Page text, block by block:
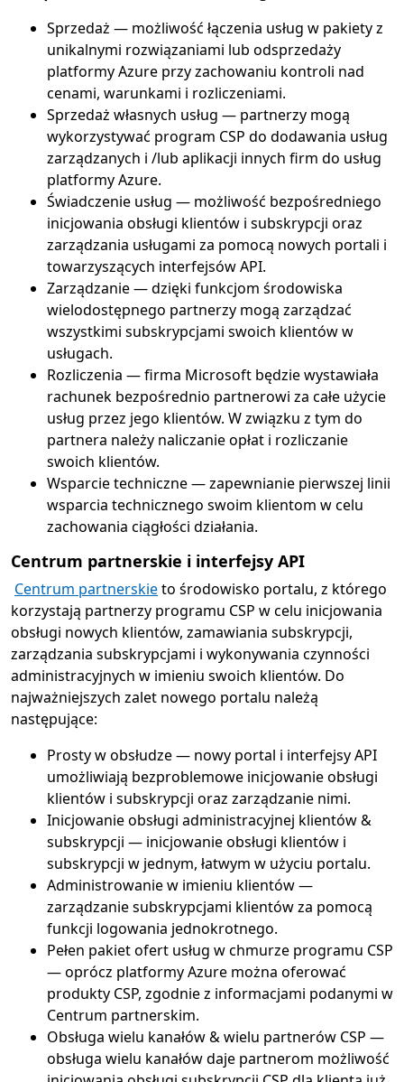
Sprzedaż — możliwość łączenia usług w pakiety z
unikalnymi rozwiązaniami lub odsprzedaży
platformy Azure przy zachowaniu kontroli nad
cenami, warunkami i rozliczeniami.
Sprzedaż własnych usług — partnerzy mogą
wykorzystywać program CSP do dodawania usług
zarządzanych i /lub aplikacji innych firm do usług
platformy Azure.
Świadczenie usług — możliwość bezpośredniego
inicjowania obsługi klientów i subskrypcji oraz
zarządzania usługami za pomocą nowych portali i
towarzyszących interfejsów API.
Zarządzanie — dzięki funkcjom środowiska
wielodostępnego partnerzy mogą zarządzać
wszystkimi subskrypcjami swoich klientów w
usługach.
Rozliczenia — firma Microsoft będzie wystawiała
rachunek bezpośrednio partnerowi za całe użycie
usług przez jego klientów. W związku z tym do
partnera należy naliczanie opłat i rozliczanie
swoich klientów.
Wsparcie techniczne — zapewnianie pierwszej linii
wsparcia technicznego swoim klientom w celu
zachowania ciągłości działania.
Centrum partnerskie i interfejsy API
Centrum partnerskieto środowisko portalu, z którego
korzystają partnerzy programu CSP w celu inicjowania
obsługi nowych klientów, zamawiania subskrypcji,
zarządzania subskrypcjami i wykonywania czynności
administracyjnych w imieniu swoich klientów. Do
najważniejszych zalet nowego portalu należą
następujące:
Prosty w obsłudze — nowy portal i interfejsy API
umożliwiają bezproblemowe inicjowanie obsługi
klientów i subskrypcji oraz zarządzanie nimi.
Inicjowanie obsługi administracyjnej klientów &
subskrypcji — inicjowanie obsługi klientów i
subskrypcji w jednym, łatwym w użyciu portalu.
Administrowanie w imieniu klientów —
zarządzanie subskrypcjami klientów za pomocą
funkcji logowania jednokrotnego.
Pełen pakiet ofert usług w chmurze programu CSP
— oprócz platformy Azure można oferować
produkty CSP, zgodnie z informacjami podanymi w
Centrum partnerskim.
Obsługa wielu kanałów & wielu partnerów CSP —
obsługa wielu kanałów daje partnerom możliwość